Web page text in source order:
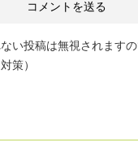
い投稿は無視されます
策）